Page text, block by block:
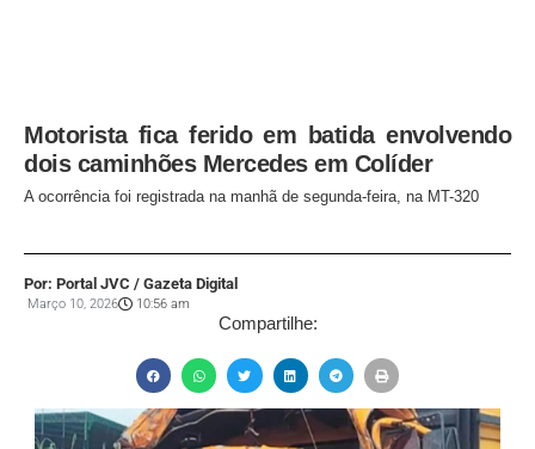
Motorista fica ferido em batida envolvendo
dois caminhões Mercedes em Colíder
A ocorrência foi registrada na manhã de segunda-feira, na MT-320
Por: Portal JVC / Gazeta Digital
Março 10, 2026 10:56 am
Compartilhe: